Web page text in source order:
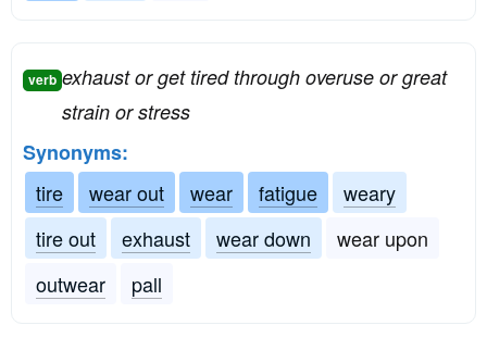
verb exhaust or get tired through overuse or great
strain or stress
Synonyms:
tire
wear out wear fatigue
weary
tire out
exhaust wear down
wear upon
outwear
pall